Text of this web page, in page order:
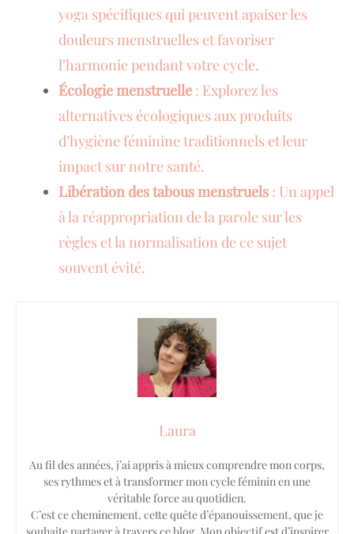
yoga spécifiques qui peuvent apaiser les
douleurs menstruelles et favoriser
l’harmonie pendant votre cycle.
Écologie menstruelle : Explorez les
alternatives écologiques aux produits
d’hygiène féminine traditionnels et leur
impact sur notre santé.
Libération des tabous menstruels : Un appel
à la réappropriation de la parole sur les
règles et la normalisation de ce sujet
souvent évité.
Laura
Au fil des années, j’ai appris à mieux comprendre mon corps,
ses rythmes et à transformer mon cycle féminin en une
véritable force au quotidien.
C’est ce cheminement, cette quête d’épanouissement, que je